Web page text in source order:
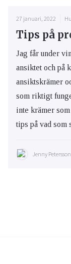
27 januari, 2022
Tips på
Jag får under
ansiktet och på
ansiktskrämer
som riktigt
inte krämer
tips på vad som
Jenny Petersson